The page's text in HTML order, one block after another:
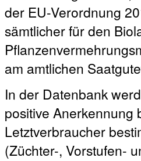
der EU-Verordnung
sämtlicher für den
am amtlichen
In der Datenbank
positive Anerkennung
Letztverbraucher
(Züchter-, Vorstufen-